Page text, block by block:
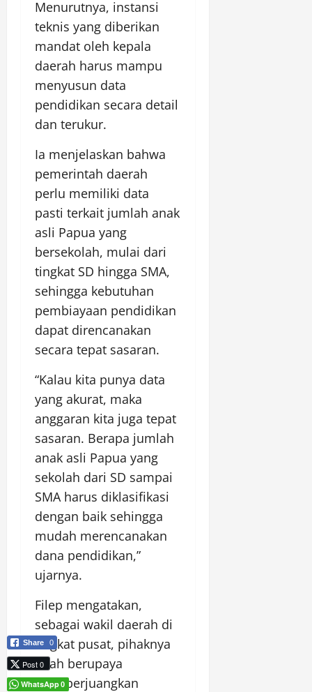
Menurutnya, instansi
teknis yang diberikan
mandat oleh kepala
daerah harus mampu
menyusun data
pendidikan secara detail
dan terukur.
Ia menjelaskan bahwa
pemerintah daerah
perlu memiliki data
pasti terkait jumlah anak
asli Papua yang
bersekolah, mulai dari
tingkat SD hingga SMA,
sehingga kebutuhan
pembiayaan pendidikan
dapat direncanakan
secara tepat sasaran.
“Kalau kita punya data
yang akurat, maka
anggaran kita juga tepat
sasaran. Berapa jumlah
anak asli Papua yang
sekolah dari SD sampai
SMA harus diklasifikasi
dengan baik sehingga
mudah merencanakan
dana pendidikan,”
ujarnya.
Filep mengatakan,
sebagai wakil daerah di
tingkat pusat, pihaknya
telah berupaya
memperjuangkan
Share 0
Post 0
WhatsApp0